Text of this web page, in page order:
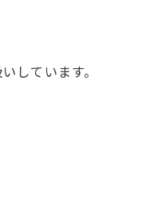
しています。